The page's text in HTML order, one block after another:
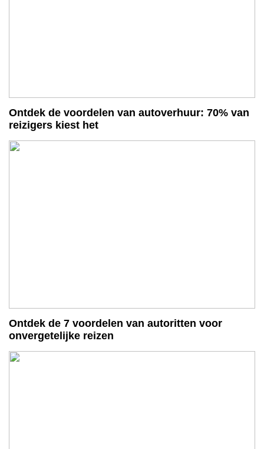
Ontdek de voordelen van autoverhuur: 70% van
reizigers kiest het
Ontdek de 7 voordelen van autoritten voor
onvergetelijke reizen